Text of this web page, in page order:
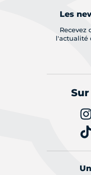
Les
Recevez
l'actualité